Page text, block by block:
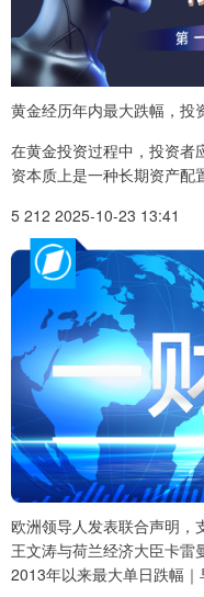
黄金经历年内最大跌幅，投
在黄金投资过程中，投资者
资本质上是一种长期资产配
5 212 2025-10-23 13:41
欧洲领导人发表联合声明，
王文涛与荷兰经济大臣卡雷
2013年以来最大单日跌幅｜